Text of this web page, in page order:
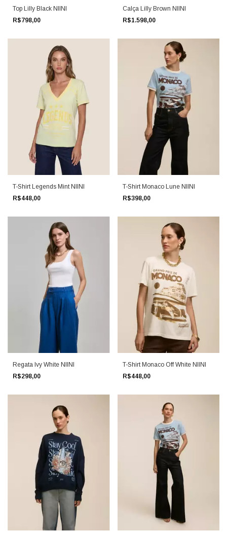
Top Lilly Black NIINI
R$798,00
Calça Lilly Brown NIINI
R$1.598,00
T-Shirt Legends Mint NIINI
R$448,00
T-Shirt Monaco Lune NIINI
R$398,00
Regata Ivy White NIINI
R$298,00
T-Shirt Monaco Off White NIINI
R$448,00